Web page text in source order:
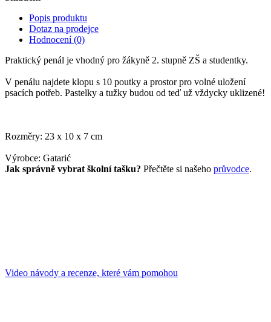
Popis produktu
Dotaz na prodejce
Hodnocení (0)
Praktický penál je vhodný pro žákyně 2. stupně ZŠ a studentky.
V penálu najdete klopu s 10 poutky a prostor pro volné uložení
psacích potřeb. Pastelky a tužky budou od teď už vždycky uklizené!
Rozměry: 23 x 10 x 7 cm
Výrobce: Gatarić
Jak správně vybrat školní tašku? Přečtěte si našeho průvodce.
Video návody a recenze, které vám pomohou